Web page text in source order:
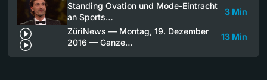
Standing Ovation und Mode-Eintracht
an Sports…
3 Min
ZüriNews — Montag, 19. Dezember
2016 — Ganze…
13 Min